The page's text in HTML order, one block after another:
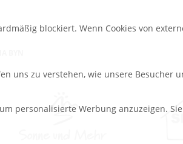
blockiert. Wenn Cookies von
uns zu verstehen, wie unsere Besucher
personalisierte Werbung anzuzeigen.